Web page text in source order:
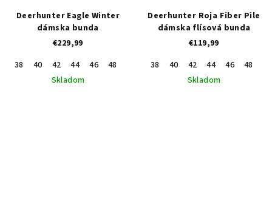
Deerhunter Eagle Winter
dámska bunda
€229,99
38
40 42 44 46 48
Skladom
Deerhunter Roja Fiber Pile
dámska flísová bunda
€119,99
38
40 42 44 46 48
Skladom